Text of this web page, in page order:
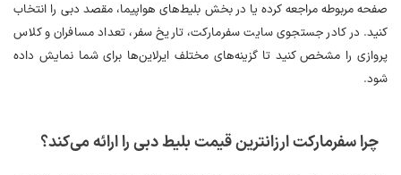
صفحه مربوطه مراجعه کرده یا در بخش بلیط‌های هواپیما، مقصد دبی را انتخاب
کنید. در کادر جستجوی سایت سفرمارکت، تاریخ سفر، تعداد مسافران و کلاس
پروازی را مشخص کنید تا گزینه‌های مختلف ایرلاین‌ها برای شما نمایش داده
شود.
چرا سفرمارکت ارزانترین قیمت بلیط دبی را ارائه می‌کند؟